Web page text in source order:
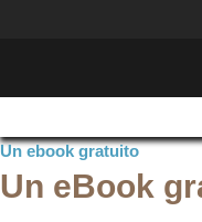
Un ebook gratuito
Un eBook